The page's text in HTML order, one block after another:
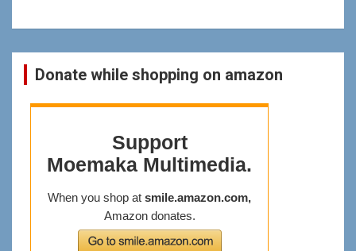
Donate while shopping on amazon